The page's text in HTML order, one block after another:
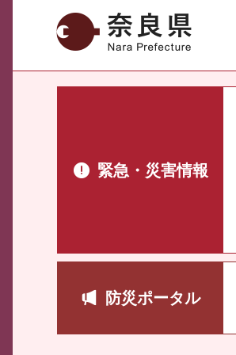
奈良県
緊急・災害情報
防災ポータル